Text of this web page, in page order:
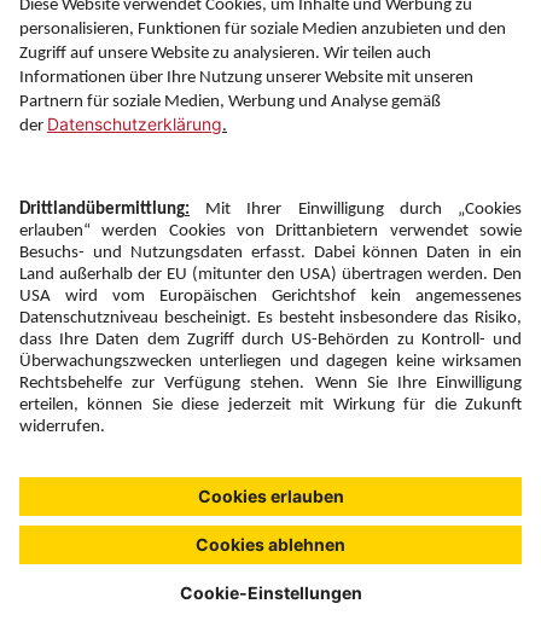
Information
Folgen Sie uns auf
Newsletter:
Anmelden
Fairness und
Unsere Inhalte: Standards und
Meldung
Copyright © 2026 DERTOUR Austria GmbH